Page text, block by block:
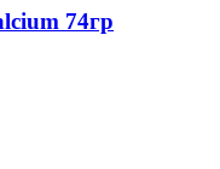
74гр